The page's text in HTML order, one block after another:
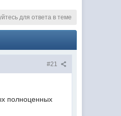
для ответа в теме
#21
полноценных